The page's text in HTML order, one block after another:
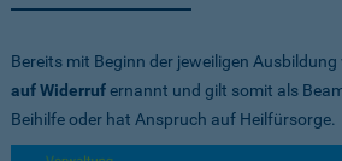
Bereits mit Beginn der jeweiligen
auf Widerrufernannt und gilt somit als
Beihilfe oder hat Anspruch auf Heilfürsorge.